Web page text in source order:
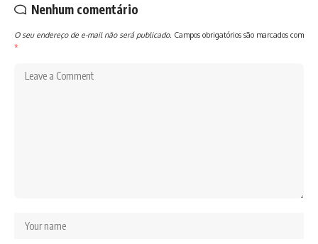
Nenhum comentário
O seu endereço de e-mail não será publicado. Campos obrigatórios são marcados com
*